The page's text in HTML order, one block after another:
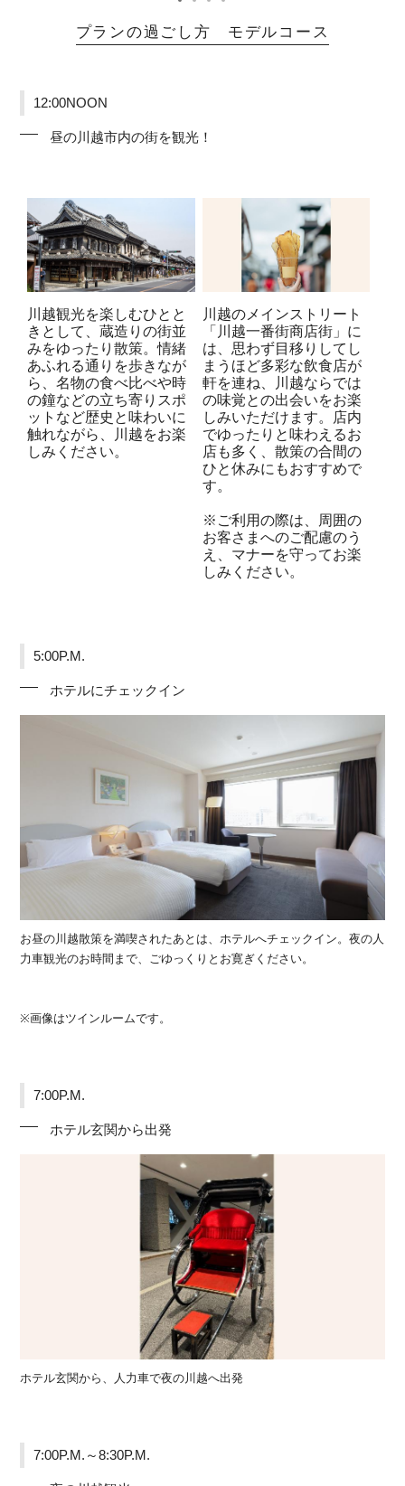
プランの過ごし方 モデルコース
12:00NOON
昼の川越市内の街を観光！
川越観光を楽しむひとと
きとして、蔵造りの街並
みをゆったり散策。情緒
あふれる通りを歩きなが
ら、名物の食べ比べや時
の鐘などの立ち寄りスポ
ットなど歴史と味わいに
触れながら、川越をお楽
しみください。
川越のメインストリート
「川越一番街商店街」に
は、思わず目移りしてし
まうほど多彩な飲食店が
軒を連ね、川越ならでは
の味覚との出会いをお楽
しみいただけます。店内
でゆったりと味わえるお
店も多く、散策の合間の
ひと休みにもおすすめで
す。
※ご利用の際は、周囲の
お客さまへのご配慮のう
え、マナーを守ってお楽
しみください。
5:00P.M.
ホテルにチェックイン
お昼の川越散策を満喫されたあとは、ホテルへチェックイン。夜の人
力車観光のお時間まで、ごゆっくりとお寛ぎください。
※画像はツインルームです。
7:00P.M.
ホテル玄関から出発
ホテル玄関から、人力車で夜の川越へ出発
7:00P.M.～8:30P.M.